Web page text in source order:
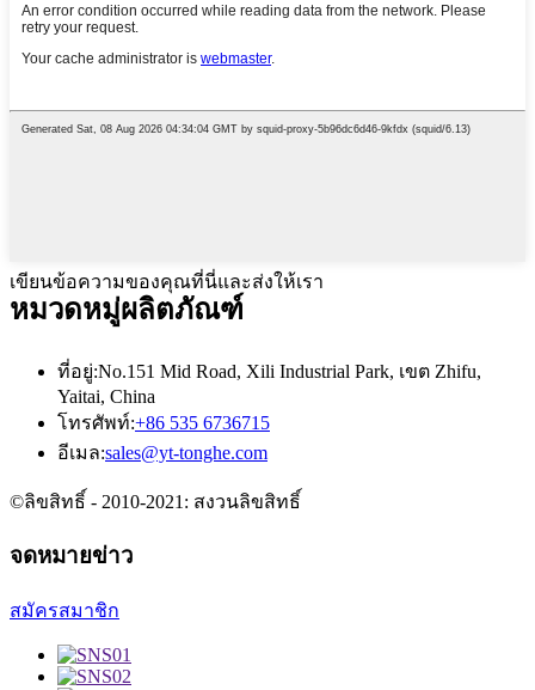
เขียนข้อความของคุณที่นี่และส่งให้เรา
หมวดหมู่ผลิตภัณฑ์
ที่อยู่:No.151 Mid Road, Xili Industrial Park, เขต Zhifu,
Yaitai, China
โทรศัพท์:+86 535 6736715
อีเมล:sales@yt-tonghe.com
©ลิขสิทธิ์ - 2010-2021: สงวนลิขสิทธิ์
จดหมายข่าว
สมัครสมาชิก